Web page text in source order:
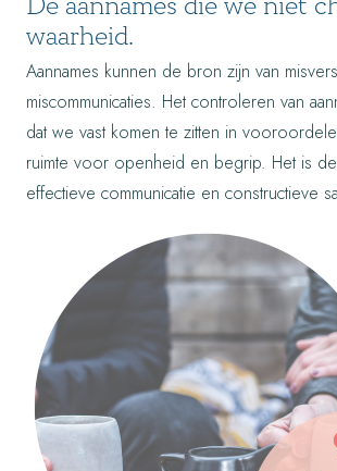
waarheid.
Aannames kunnen de bron zijn van
miscommunicaties. Het controleren van
dat we vast komen te zitten in
ruimte voor openheid en begrip. Het is
effectieve communicatie en constructieve